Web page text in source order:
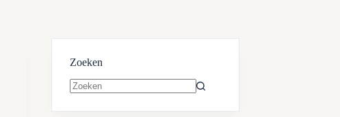
Zoeken
resultaten